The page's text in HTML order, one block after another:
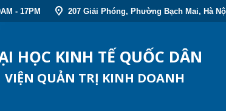
- 17PM 207 Giải Phóng, Phường Bạch Mai, Hà
HỌC KINH TẾ QUỐC DÂN
VIỆN QUẢN TRỊ KINH DOANH
CHƯƠNG TRÌNH TRUNG TÂM TUYỂN